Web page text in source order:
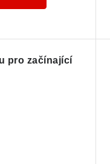
pro začínající